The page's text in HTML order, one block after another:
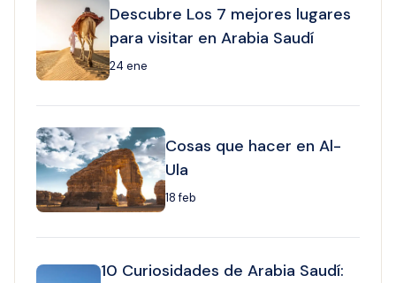
Descubre Los 7 mejores lugares
para visitar en Arabia Saudí
24 ene
Cosas que hacer en Al-
Ula
18 feb
10 Curiosidades de Arabia Saudí: